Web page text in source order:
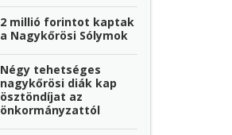
2 millió forintot kaptak
a Nagykőrösi Sólymok
Négy tehetséges
nagykőrösi diák kap
ösztöndíjat az
önkormányzattól